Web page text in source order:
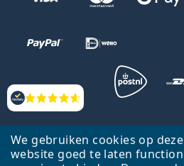
We gebruiken cookies op
website goed te laten
Beoordelingen
Lentiamo.nl is eigendom van en wordt